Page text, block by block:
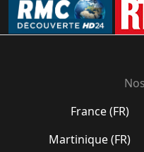
France (FR)
Martinique (FR)